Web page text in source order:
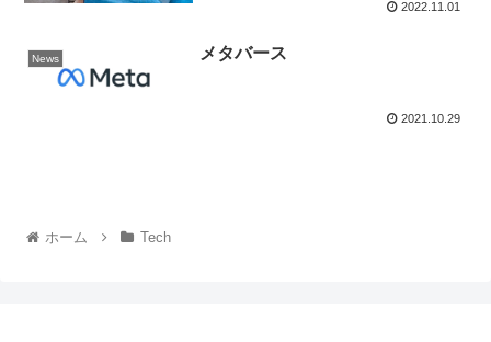
2022.11.01
News メタバース
2021.10.29
ホーム Tech